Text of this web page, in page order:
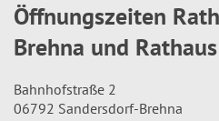
Öffnungszeiten
Brehna und
Bahnhofstraße 2
06792 Sandersdorf-Brehna